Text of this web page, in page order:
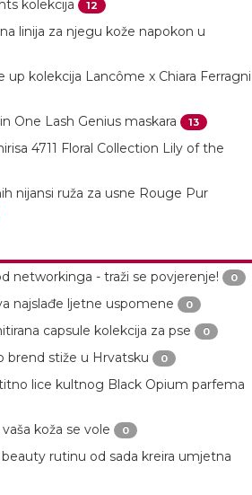
kolekcija 12
linija za njegu kože napokon u
up kolekcija Lancôme x Chiara Ferragni
One Lash Genius maskara 13
4711 Floral Collection Lily of the
nijansi ruža za usne Rouge Pur
networkinga - traži se povjerenje!
0
najslađe ljetne uspomene 0
capsule kolekcija za pse 0
brend stiže u Hrvatsku 0
lice kultnog Black Opium parfema
koža se vole 0
beauty rutinu od sada kreira umjetna